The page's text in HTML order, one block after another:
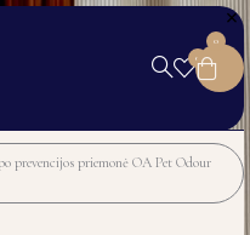
0
0
prevencijos priemonė OA Pet Odour